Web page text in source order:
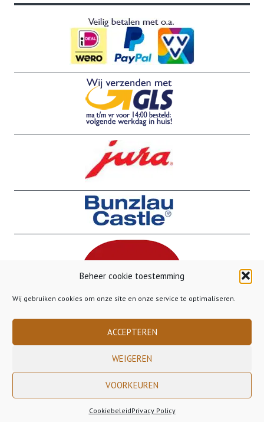
Beheer cookie toestemming
Wij gebruiken cookies om onze site en onze service te optimaliseren.
ACCEPTEREN
WEIGEREN
VOORKEUREN
CookiebeleidPrivacy Policy
vanaf €50,00 - - - Gratis verzending naar België vanaf €85,00